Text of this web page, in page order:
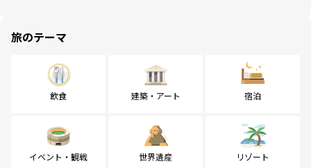
旅のテーマ
飲食 建築・アート 宿泊
イベント・観戦 世界遺産 リゾート